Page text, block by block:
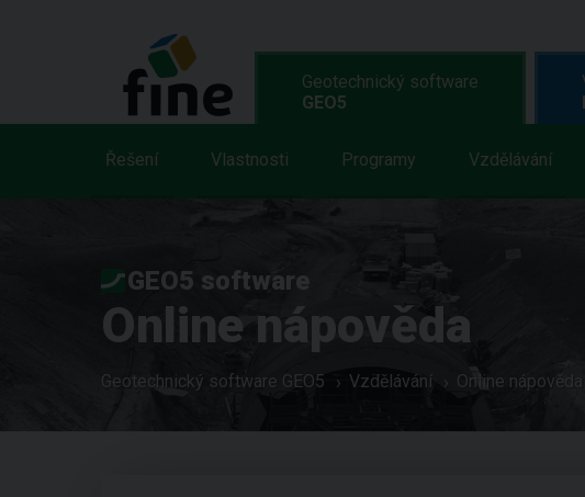
Geotechnický software
GEO5
Řešení Vlastnosti Programy Vzdělávání
GEO5 software
Online nápověda
Geotechnický software GEO5 Vzdělávání Online nápověda